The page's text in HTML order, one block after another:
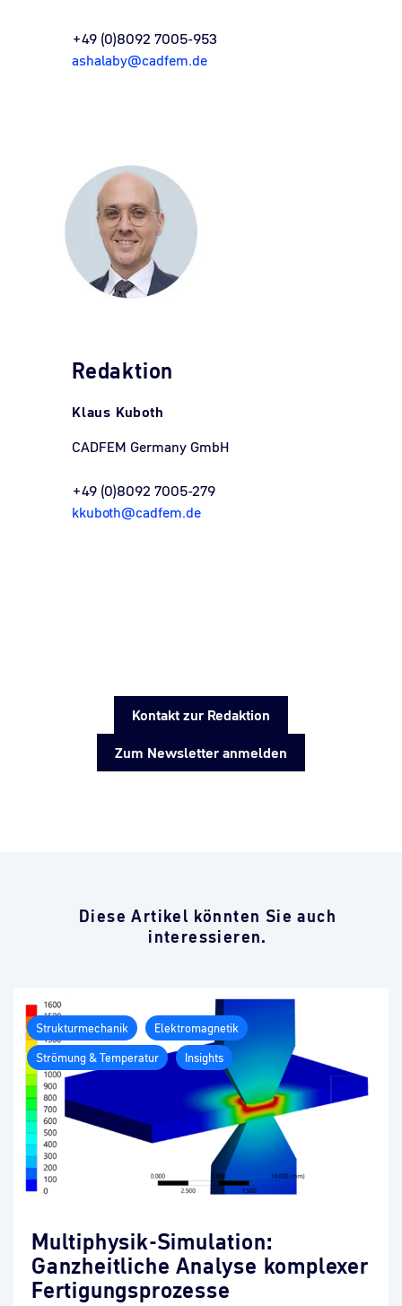
+49 (0)8092 7005-953
ashalaby@cadfem.de
Redaktion
Klaus Kuboth
CADFEM Germany GmbH
+49 (0)8092 7005-279
kkuboth@cadfem.de
Kontakt zur Redaktion
Zum Newsletter anmelden
Diese Artikel könnten Sie auch
interessieren.
Strukturmechanik
Elektromagnetik
Strömung & Temperatur
Insights
Multiphysik-Simulation:
Ganzheitliche Analyse komplexer
Fertigungsprozesse